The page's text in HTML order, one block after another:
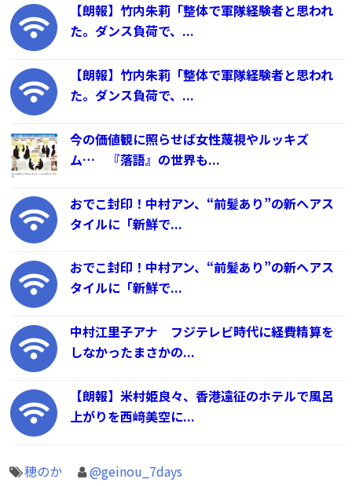
【朗報】竹内朱莉「整体で軍隊経験者と思われ
た。ダンス負荷で、...
【朗報】竹内朱莉「整体で軍隊経験者と思われ
た。ダンス負荷で、...
今の価値観に照らせば女性蔑視やルッキズ
ム… 『落語』の世界も...
おでこ封印！中村アン、“前髪あり”の新ヘアス
タイルに「新鮮で...
おでこ封印！中村アン、“前髪あり”の新ヘアス
タイルに「新鮮で...
中村江里子アナ フジテレビ時代に経費精算を
しなかったまさかの...
【朗報】米村姫良々、香港遠征のホテルで風呂
上がりを西﨑美空に...
穂のか @geinou_7days